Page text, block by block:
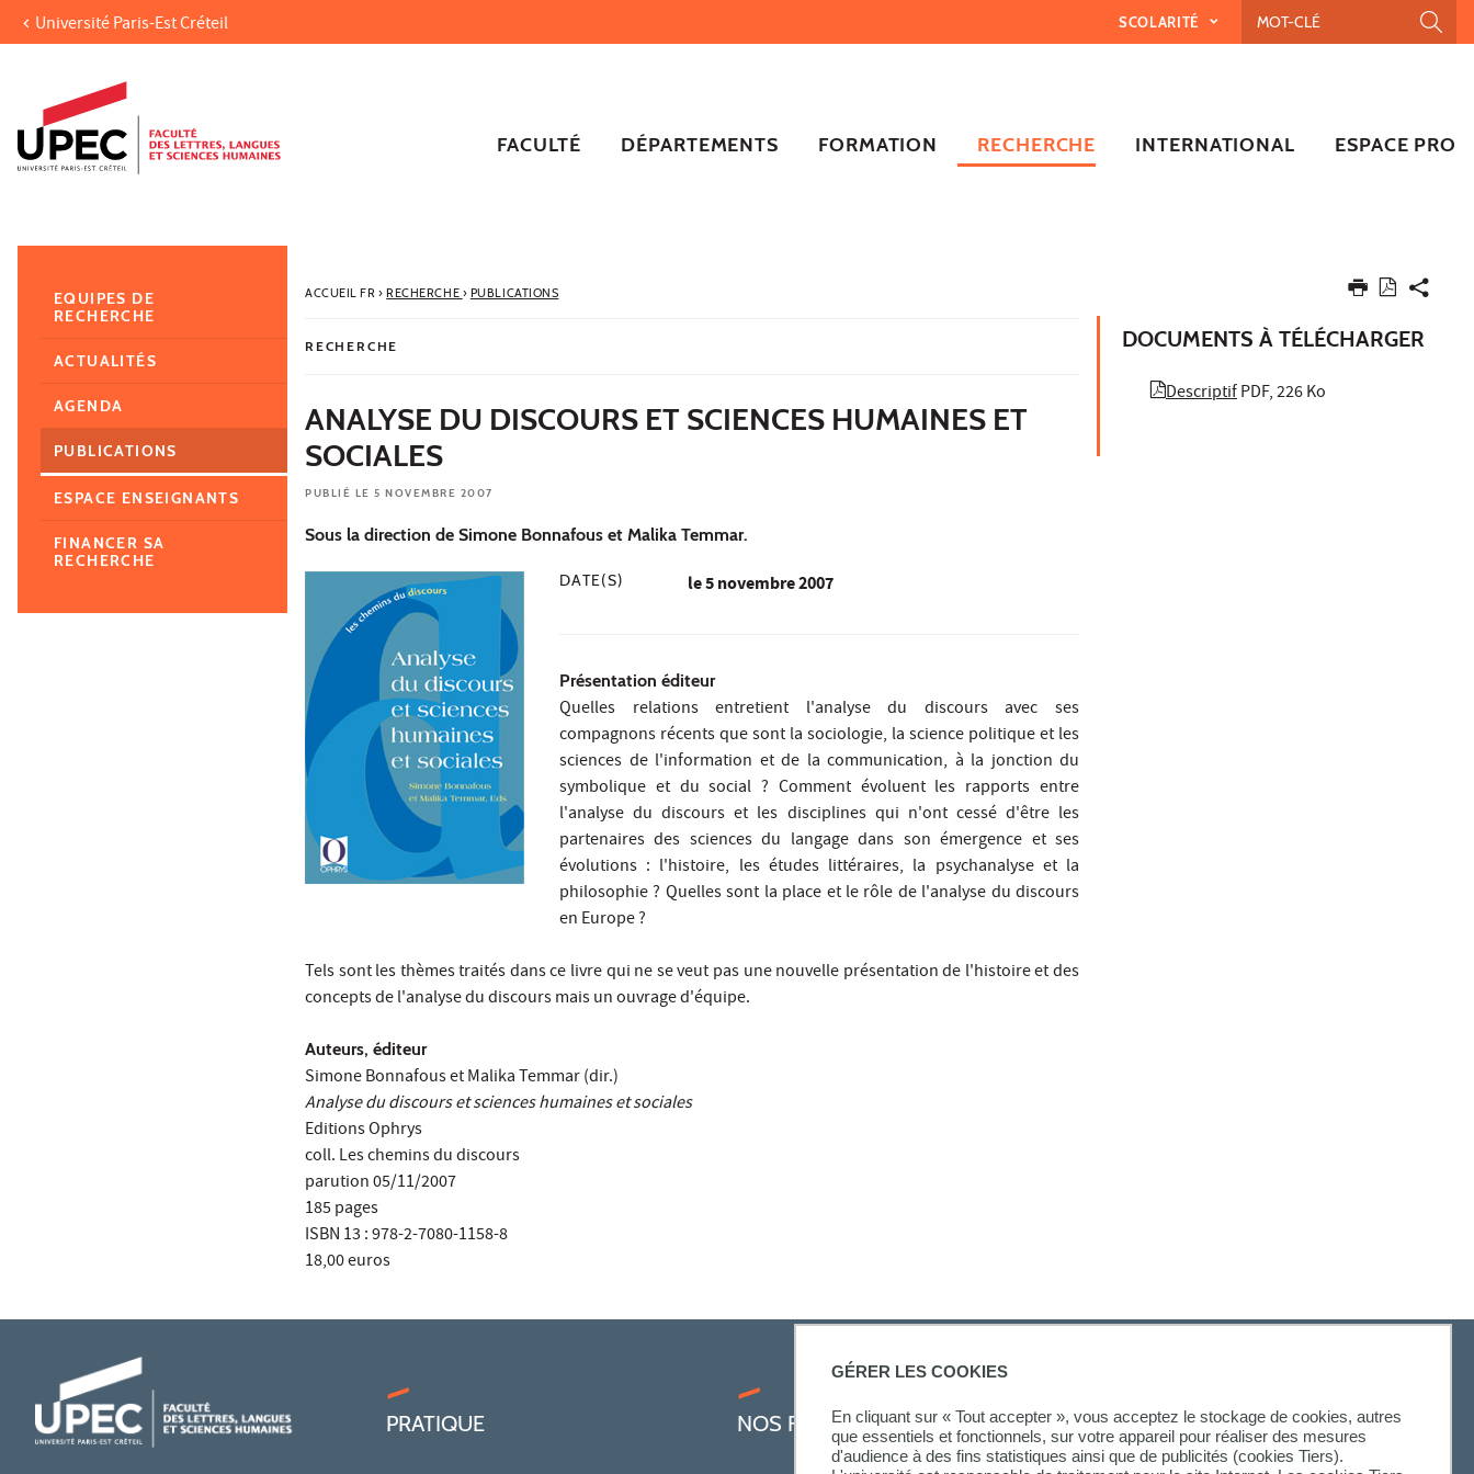
GÉRER LES COOKIES
En cliquant sur « Tout accepter », vous acceptez le stockage de cookies, autres
que essentiels et fonctionnels, sur votre appareil pour réaliser des mesures
d'audience à des fins statistiques ainsi que de publicités (cookies Tiers).
Aller au contenu
Accès directs
Recherche
Navigation secondaire
Université Paris-Est Créteil SCOLARITÉ
FACULTÉ DÉPARTEMENTS FORMATION RECHERCHE INTERNATIONAL ESPACE PRO
ACCUEIL FR› RECHERCHE › PUBLICATIONS
RECHERCHE
ANALYSE DU DISCOURS ET SCIENCES HUMAINES ET
SOCIALES
PUBLIÉ LE 5 NOVEMBRE 2007
Sous la direction de Simone Bonnafous et Malika Temmar.
DATE(S) le5 novembre 2007
Présentation éditeur
Quelles relations entretient l'analyse du discours avec ses
compagnons récents que sont la sociologie, la science politique et les
sciences de l'information et de la communication, à la jonction du
symbolique et du social ? Comment évoluent les rapports entre
l'analyse du discours et les disciplines qui n'ont cessé d'être les
partenaires des sciences du langage dans son émergence et ses
évolutions : l'histoire, les études littéraires, la psychanalyse et la
philosophie ? Quelles sont la place et le rôle de l'analyse du discours
en Europe ?
Tels sont les thèmes traités dans ce livre qui ne se veut pas une nouvelle présentation de l'histoire et des
concepts de l'analyse du discours mais un ouvrage d'équipe.
Auteurs, éditeur
Simone Bonnafous et Malika Temmar (dir.)
Analyse du discours et sciences humaines et sociales
Editions Ophrys
coll. Les chemins du discours
parution 05/11/2007
185 pages
ISBN 13 : 978-2-7080-1158-8
18,00 euros
DOCUMENTS À TÉLÉCHARGER
DescriptifPDF, 226 Ko
EQUIPES DE
RECHERCHE
ACTUALITÉS
AGENDA
PUBLICATIONS
ESPACE ENSEIGNANTS
FINANCER SA
RECHERCHE
PRATIQUE NOS FORMATIONS